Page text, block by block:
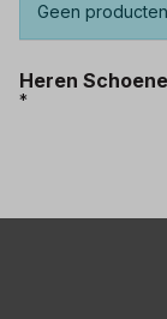
Geen
Heren
*